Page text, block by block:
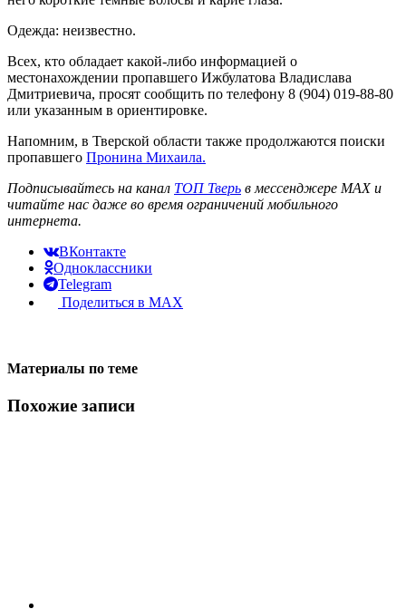
Одежда: неизвестно.
Всех, кто обладает какой-либо информацией о
местонахождении пропавшего Ижбулатова Владислава
Дмитриевича, просят сообщить по телефону 8 (904) 019-88-80
или указанным в ориентировке.
Напомним, в Тверской области также продолжаются поиски
пропавшего Пронина Михаила.
Подписывайтесь на канал ТОП Тверь в мессенджере MAX и
читайте нас даже во время ограничений мобильного
интернета.
ВКонтакте
Одноклассники
Telegram
Поделиться в MAX
Материалы по теме
Похожие записи